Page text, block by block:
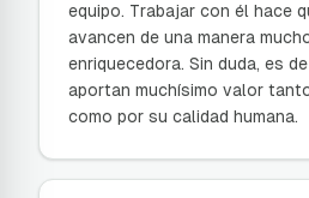
equipo. Trabajar con él hace
avancen de una manera
enriquecedora. Sin duda, es
aportan muchísimo valor
como por su calidad humana.